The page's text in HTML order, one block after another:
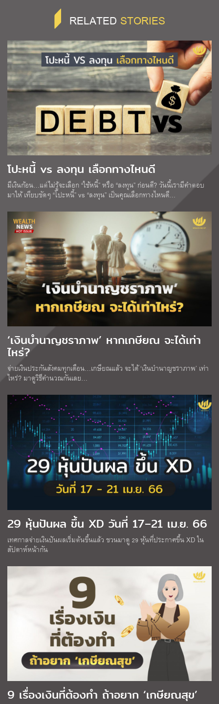
RELATED STORIES
โปะหนี้ vs ลงทุน เลือกทางไหนดี
มีเงินก้อน…แต่ไม่รู้จะเลือก “ใช้หนี้” หรือ “ลงทุน” ก่อนดี? วันนี้เรามีคำตอบ
มาให้ เทียบชัดๆ “โปะหนี้” vs “ลงทุน” เป็นคุณเลือกทางไหนดี…
‘เงินบำนาญชราภาพ’ หากเกษียณ จะได้เท่า
ไหร่?
จ่ายเงินประกันสังคมทุกเดือน…เกษียณแล้ว จะได้ ‘เงินบำนาญชราภาพ’ เท่า
ไหร่? มาดูวิธีคำนวณกันเลย…
29 หุ้นปันผล ขึ้น XD วันที่ 17–21 เม.ย. 66
เทศกาลจ่ายเงินปันผลเริ่มต้นขึ้นแล้ว ชวนมาดู 29 หุ้นที่ประกาศขึ้น XD ใน
สัปดาห์หน้ากัน
9 เรื่องเงินที่ต้องทำ ถ้าอยาก ‘เกษียณสุข’